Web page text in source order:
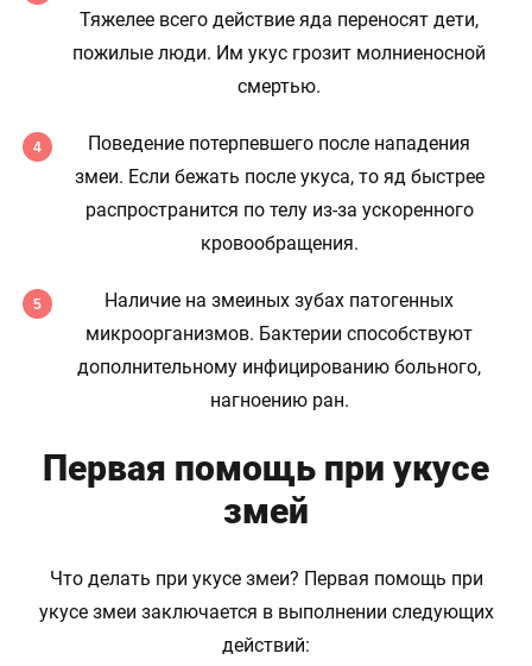
Тяжелее всего действие яда переносят дети,
пожилые люди. Им укус грозит молниеносной
смертью.
Поведение потерпевшего после нападения
змеи. Если бежать после укуса, то яд быстрее
распространится по телу из-за ускоренного
кровообращения.
Наличие на змеиных зубах патогенных
микроорганизмов. Бактерии способствуют
дополнительному инфицированию больного,
нагноению ран.
Первая помощь при укусе
змей
Что делать при укусе змеи? Первая помощь при
укусе змеи заключается в выполнении следующих
действий: